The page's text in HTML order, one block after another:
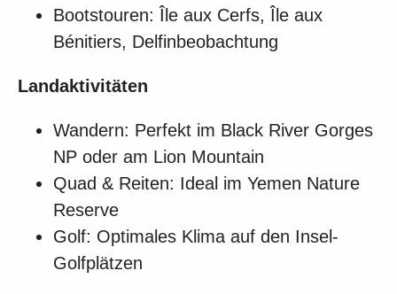
Bootstouren: Île aux Cerfs, Île aux
Bénitiers, Delfinbeobachtung
Landaktivitäten
Wandern: Perfekt im Black River Gorges
NP oder am Lion Mountain
Quad & Reiten: Ideal im Yemen Nature
Reserve
Golf: Optimales Klima auf den Insel-
Golfplätzen